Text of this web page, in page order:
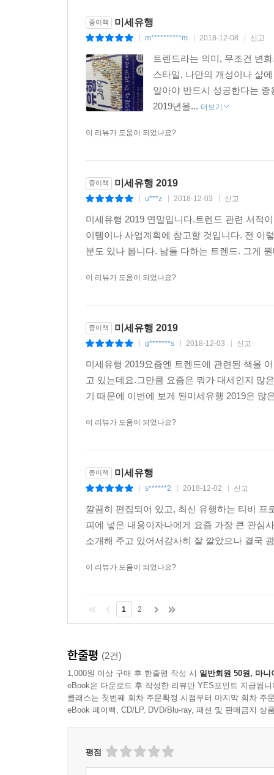
종이책 미세유행
m**********m 2018-12-08 신고
트렌드라는 의미, 무조건 변
스타일, 나만의 개성이나 삶
알아야 반드시 성공한다는
2019년을... 더보기
이 리뷰가 도움이 되었나요?
종이책 미세유행 2019
u***z 2018-12-03 신고
미세유행 2019 연말입니다.트렌드 관련 서적
이템이나 사업계획에 참고할 것입니다. 전 이
분도 있나 봅니다. 남들 다하는 트렌드. 그게
이 리뷰가 도움이 되었나요?
종이책 미세유행 2019
g*******s 2018-12-03 신고
미세유행 2019요즘엔 트렌드에 관련된 책을
고 있는데요.그만큼 요즘은 뭐가 대세인지 많
기 때문에 이번에 보게 된미세유행 2019은
이 리뷰가 도움이 되었나요?
종이책 미세유행
s******2 2018-12-02 신고
깔끔히 편집되어 있고, 최신 유행하는 티비
피에 넣은 내용이자나에게 요즘 가장 큰 관심
소개해 주고 있어서감사히 잘 깔았으나 결국
이 리뷰가 도움이 되었나요?
1 2
한줄평 (2건)
1,000원 이상 구매 후 한줄평 작성 시 일반회원 50원, 마니
eBook은 다운로드 후 작성한 리뷰만 YES포인트 지급됩니
클래스는 첫번째 회차 주문확정 시점부터 마지막 회차 주
eBook 페이백, CD/LP, DVD/Blu-ray, 패션 및 판매금지 상
평점